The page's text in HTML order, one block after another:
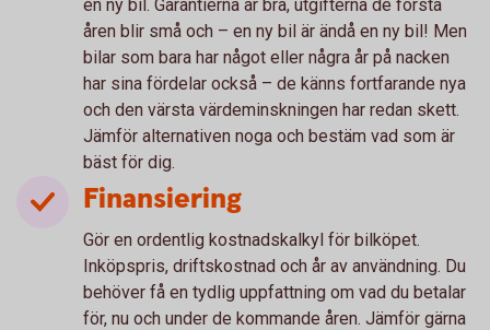
en ny bil. Garantierna är bra, utgifterna de första
åren blir små och – en ny bil är ändå en ny bil! Men
bilar som bara har något eller några år på nacken
har sina fördelar också – de känns fortfarande nya
och den värsta värdeminskningen har redan skett.
Jämför alternativen noga och bestäm vad som är
bäst för dig.
Finansiering
Gör en ordentlig kostnadskalkyl för bilköpet.
Inköpspris, driftskostnad och år av användning. Du
behöver få en tydlig uppfattning om vad du betalar
för, nu och under de kommande åren. Jämför gärna